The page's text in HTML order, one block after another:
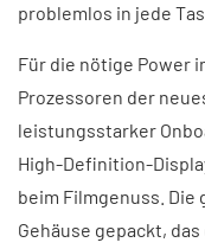
problemlos in jede
Für die nötige Power
Prozessoren der
leistungsstarker
High-Definition-
beim Filmgenuss. Die
Gehäuse gepackt,